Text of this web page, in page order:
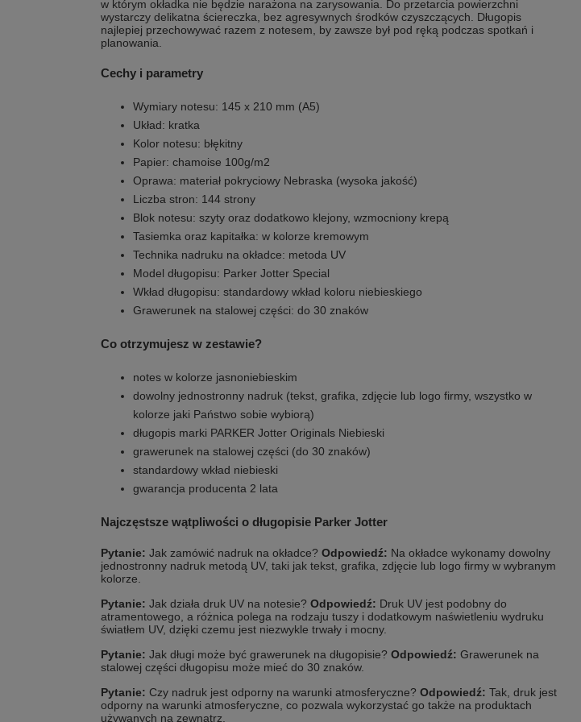
w którym okładka nie będzie narażona na zarysowania. Do przetarcia powierzchni
wystarczy delikatna ściereczka, bez agresywnych środków czyszczących. Długopis
najlepiej przechowywać razem z notesem, by zawsze był pod ręką podczas spotkań i
planowania.
Cechy i parametry
Wymiary notesu: 145 x 210 mm (A5)
Układ: kratka
Kolor notesu: błękitny
Papier: chamoise 100g/m2
Oprawa: materiał pokryciowy Nebraska (wysoka jakość)
Liczba stron: 144 strony
Blok notesu: szyty oraz dodatkowo klejony, wzmocniony krepą
Tasiemka oraz kapitałka: w kolorze kremowym
Technika nadruku na okładce: metoda UV
Model długopisu: Parker Jotter Special
Wkład długopisu: standardowy wkład koloru niebieskiego
Grawerunek na stalowej części: do 30 znaków
Co otrzymujesz w zestawie?
notes w kolorze jasnoniebieskim
dowolny jednostronny nadruk (tekst, grafika, zdjęcie lub logo firmy, wszystko w
kolorze jaki Państwo sobie wybiorą)
długopis marki PARKER Jotter Originals Niebieski
grawerunek na stalowej części (do 30 znaków)
standardowy wkład niebieski
gwarancja producenta 2 lata
Najczęstsze wątpliwości o długopisie Parker Jotter
Pytanie: Jak zamówić nadruk na okładce? Odpowiedź: Na okładce wykonamy dowolny
jednostronny nadruk metodą UV, taki jak tekst, grafika, zdjęcie lub logo firmy w wybranym
kolorze.
Pytanie: Jak działa druk UV na notesie? Odpowiedź: Druk UV jest podobny do
atramentowego, a różnica polega na rodzaju tuszy i dodatkowym naświetleniu wydruku
światłem UV, dzięki czemu jest niezwykle trwały i mocny.
Pytanie: Jak długi może być grawerunek na długopisie? Odpowiedź: Grawerunek na
stalowej części długopisu może mieć do 30 znaków.
Pytanie: Czy nadruk jest odporny na warunki atmosferyczne? Odpowiedź: Tak, druk jest
odporny na warunki atmosferyczne, co pozwala wykorzystać go także na produktach
używanych na zewnątrz.